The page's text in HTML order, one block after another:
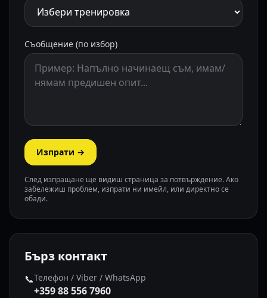
Съобщение (по избор)
Изпрати →
След изпращане ще видиш страница за потвърждение. Ако
забележиш проблем, изпрати ни имейл, или директно се
обади.
Бърз контакт
📞Телефон / Viber / WhatsApp
+359 88 556 7960